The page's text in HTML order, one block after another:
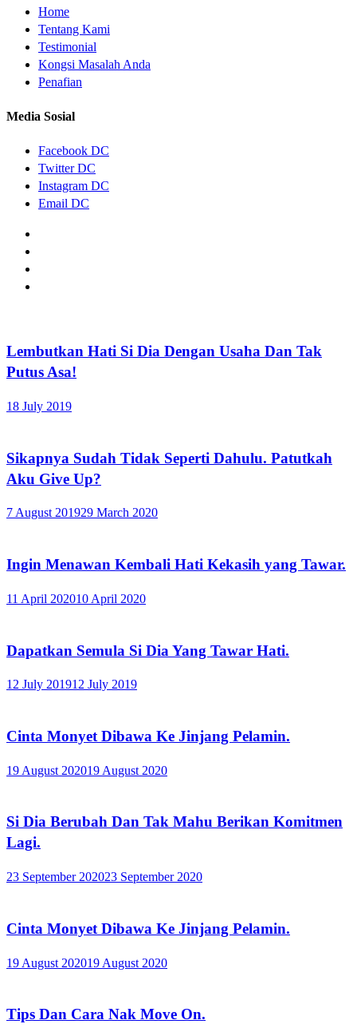
Home
Tentang Kami
Testimonial
Kongsi Masalah Anda
Penafian
Media Sosial
Facebook DC
Twitter DC
Instagram DC
Email DC
Lembutkan Hati Si Dia Dengan Usaha Dan Tak
Putus Asa!
18 July 2019
Sikapnya Sudah Tidak Seperti Dahulu. Patutkah
Aku Give Up?
7 August 201929 March 2020
Ingin Menawan Kembali Hati Kekasih yang Tawar.
11 April 202010 April 2020
Dapatkan Semula Si Dia Yang Tawar Hati.
12 July 201912 July 2019
Cinta Monyet Dibawa Ke Jinjang Pelamin.
19 August 202019 August 2020
Si Dia Berubah Dan Tak Mahu Berikan Komitmen
Lagi.
23 September 202023 September 2020
Cinta Monyet Dibawa Ke Jinjang Pelamin.
19 August 202019 August 2020
Tips Dan Cara Nak Move On.